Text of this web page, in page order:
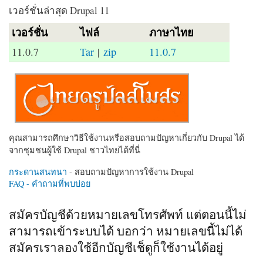
เวอร์ชั่นล่าสุด Drupal 11
เวอร์ชั่น ไฟล์ ภาษาไทย
11.0.7 Tar | zip 11.0.7
คุณสามารถศึกษาวิธีใช้งานหรือสอบถามปัญหาเกี่ยวกับ Drupal ได้
จากชุมชนผู้ใช้ Drupal ชาวไทยได้ที่นี่
กระดานสนทนา - สอบถามปัญหาการใช้งาน Drupal
FAQ - คำถามที่พบบ่อย
สมัครบัญชีด้วยหมายเลขโทรศัพท์ แต่ตอนนี้ไม่
สามารถเข้าระบบได้ บอกว่า หมายเลขนี้ไม่ได้
สมัครเราลองใช้อีกบัญชีเช็ดูก็ใช้งานได้อยู่